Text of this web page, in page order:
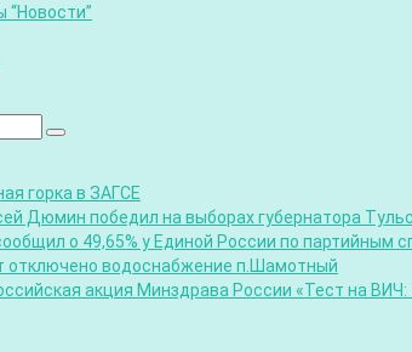
горка в ЗАГСЕ
Дюмин победил на выборах губернатора
о 49,65% у Единой России по партийным
отключено водоснабжение п.Шамотный
акция Минздрава России «Тест на